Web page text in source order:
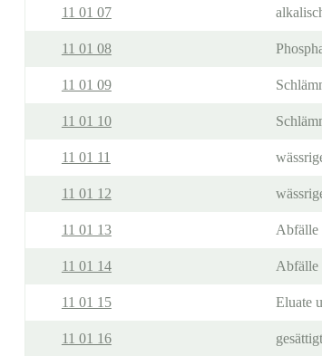
11 01 07
11 01 08
11 01 09
11 01 10
11 01 11
11 01 12
11 01 13 Abfälle
11 01 14 Abfälle
11 01 15 Eluate
11 01 16